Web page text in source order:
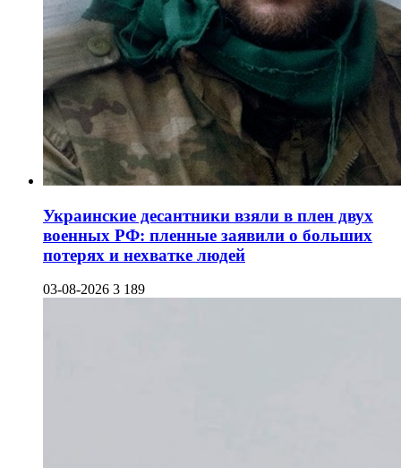
Украинские десантники взяли в плен двух
военных РФ: пленные заявили о больших
потерях и нехватке людей
03-08-2026 3 189